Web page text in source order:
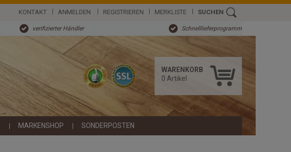
KONTAKT ANMELDEN REGISTRIEREN MERKLISTE SUCHEN
verifizierter Händler Schnelllieferprogramm
WARENKORB
0 Artikel
MARKENSHOP SONDERPOSTEN